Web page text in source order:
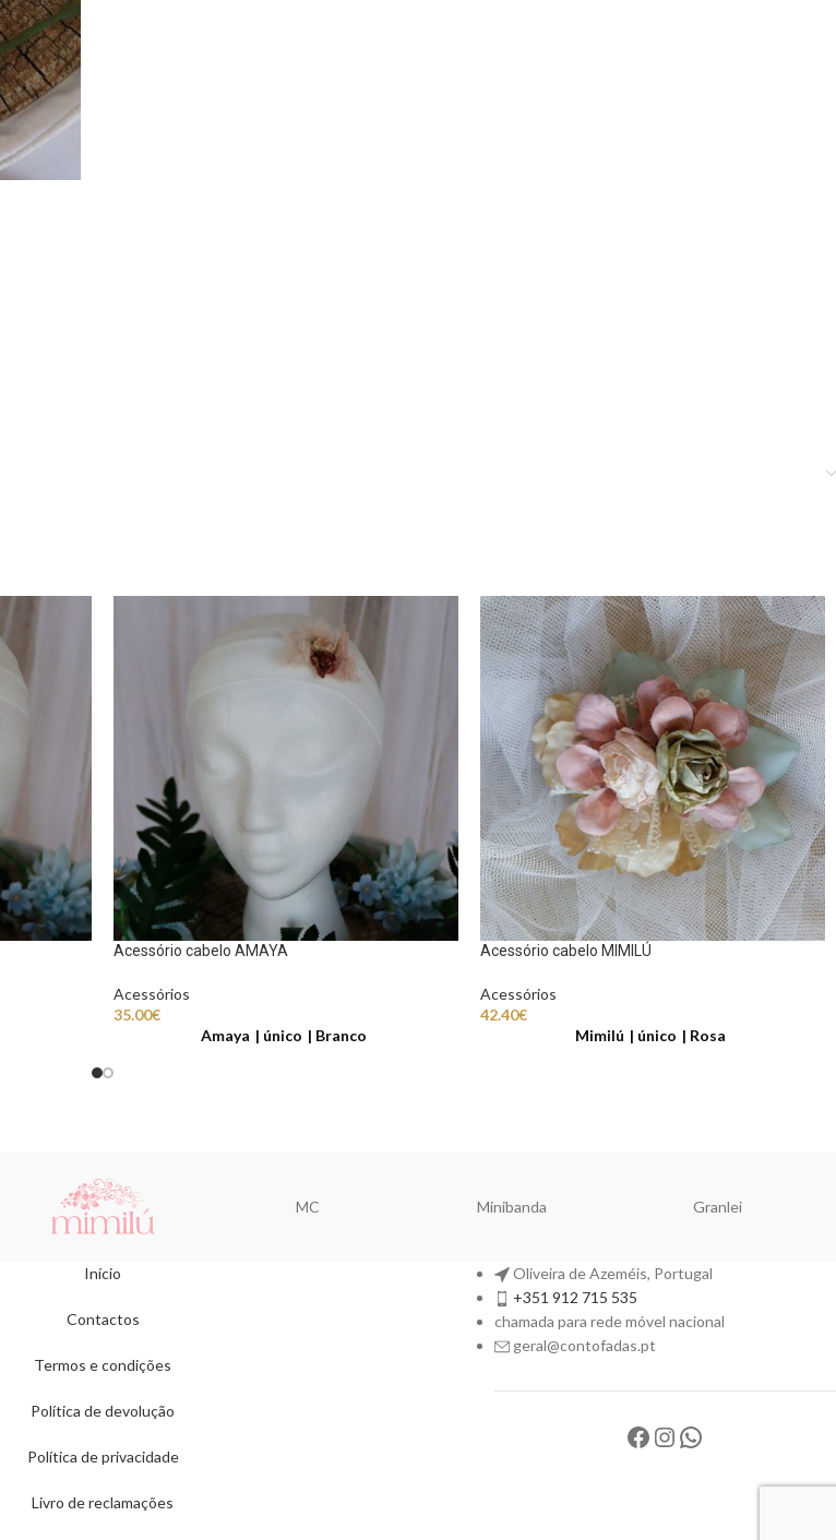
Acessório cabelo AMAYA
Acessórios
35.00€
Amaya
único Branco
Acessório cabelo MIMILÚ
Acessórios
42.40€
Mimilú
único Rosa
MC Minibanda Granlei
Início
Contactos
Termos e condições
Política de devolução
Política de privacidade
Livro de reclamações
Oliveira de Azeméis, Portugal
+351 912 715 535
chamada para rede móvel nacional
geral@contofadas.pt